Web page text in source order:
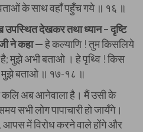
के साथ वहाँ पहुँच गये ॥ १६ ॥
देखकर तथा ध्यान – दृष्टि
ने कहा —हे कल्याणि ! तुम किसलिये
है; मुझे अभी बताओ । हे पृथ्वि ! किस
है, मुझे बताओ ॥ १७-१८ ॥
कलि अब आनेवाला है। मैं उसी के
सभी लोग पापाचारी हो जायँगे।
आपस में विरोध करने वाले होंगे और